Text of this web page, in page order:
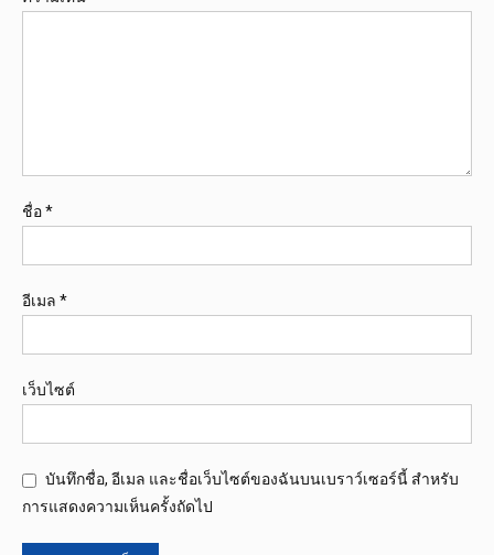
ชื่อ*
อีเมล *
เว็บไซต์
บันทึกชื่อ, อีเมล และชื่อเว็บไซต์ของฉันบนเบราว์เซอร์นี้ สำหรับ
การแสดงความเห็นครั้งถัดไป